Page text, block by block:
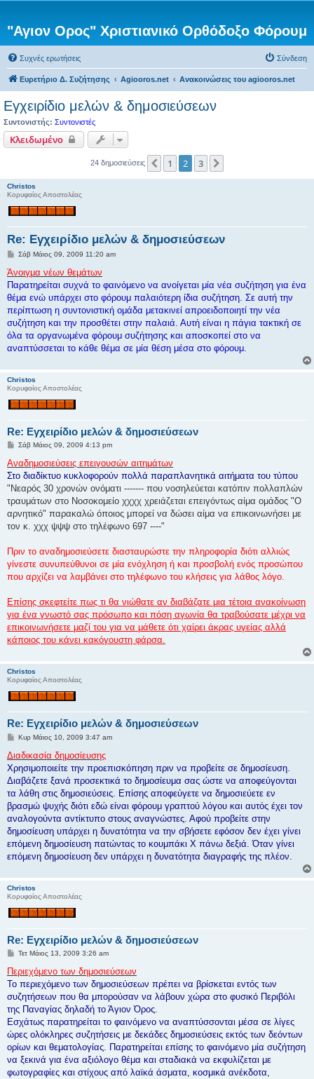
"Αγιον Ορος" Χριστιανικό Ορθόδοξο Φόρουμ
Συχνές ερωτήσεις Σύνδεση
Ευρετήριο Δ. Συζήτησης Agiooros.net Ανακοινώσεις του agiooros.net
Εγχειρίδιο μελών & δημοσιεύσεων
Συντονιστής: Συντονιστές
Κλειδωμένο
24 δημοσιεύσεις Προηγούμενη
1 2 3
Christos
Κορυφαίος Αποστολέας
Re: Εγχειρίδιο μελών & δημοσιεύσεων
Δ
μ
ο
σ
ί
ε
υ
σ
Σάβ Μάιος 09, 2009 11:20 am
Άνοιγμα νέων θεμάτων
Παρατηρείται συχνά το φαινόμενο να ανοίγεται μία νέα συζήτηση για ένα
θέμα ενώ υπάρχει στο φόρουμ παλαιότερη ίδια συζήτηση. Σε αυτή την
περίπτωση η συντονιστική ομάδα μετακινεί απροειδοποιητί την νέα
συζήτηση και την προσθέτει στην παλαιά. Αυτή είναι η πάγια τακτική σε
όλα τα οργανωμένα φόρουμ συζήτησης και αποσκοπεί στο να
αναπτύσσεται το κάθε θέμα σε μία θέση μέσα στο φόρουμ.
Christos
Κορυφαίος Αποστολέας
Re: Εγχειρίδιο μελών & δημοσιεύσεων
Δ
μ
ο
σ
ί
υ
σ
Σάβ Μάιος 09, 2009 4:13 pm
Αναδημοσιεύσεις επειγουσών αιτημάτων
Στο διαδίκτυο κυκλοφορούν πολλά παραπλανητικά αιτήματα του τύπου
"Νεαρός 30 χρονών ονόματι ------- που νοσηλεύεται κατόπιν πολλαπλών
τραυμάτων στο Νοσοκομείο χχχχ χρειάζεται επειγόντως αίμα ομάδος "Ο
αρνητικό" παρακαλώ όποιος μπορεί να δώσει αίμα να επικοινωνήσει με
τον κ. χχχ ψψψ στο τηλέφωνο 697 ----"
Πριν το αναδημοσιεύσετε διασταυρώστε την πληροφορία διότι αλλιώς
γίνεστε συνυπεύθυνοι σε μία ενόχληση ή και προσβολή ενός προσώπου
που αρχίζει να λαμβάνει στο τηλέφωνο του κλήσεις για λάθος λόγο.
Επίσης σκεφτείτε πως τι θα νιώθατε αν διαβάζατε μια τέτοια ανακοίνωση
για ένα γνωστό σας πρόσωπο και πόση αγωνία θα τραβούσατε μέχρι να
επικοινωνήσετε μαζί του για να μάθετε ότι χαίρει άκρας υγείας αλλά
κάποιος του κάνει κακόγουστη φάρσα.
Christos
Κορυφαίος Αποστολέας
Re: Εγχειρίδιο μελών & δημοσιεύσεων
Δ
μ
ο
σ
ί
υ
σ
Κυρ Μάιος 10, 2009 3:47 am
Διαδικασία δημοσίευσης
Χρησιμοποιείτε την προεπισκόπηση πριν να προβείτε σε δημοσίευση.
Διαβάζετε ξανά προσεκτικά το δημοσίευμα σας ώστε να αποφεύγονται
τα λάθη στις δημοσιεύσεις. Επίσης αποφεύγετε να δημοσιεύετε εν
βρασμώ ψυχής διότι εδώ είναι φόρουμ γραπτού λόγου και αυτός έχει τον
αναλογούντα αντίκτυπο στους αναγνώστες. Αφού προβείτε στην
δημοσίευση υπάρχει η δυνατότητα να την σβήσετε εφόσον δεν έχει γίνει
επόμενη δημοσίευση πατώντας το κουμπάκι Χ πάνω δεξιά. Όταν γίνει
επόμενη δημοσίευση δεν υπάρχει η δυνατότητα διαγραφής της πλέον.
Christos
Κορυφαίος Αποστολέας
Re: Εγχειρίδιο μελών & δημοσιεύσεων
Δ
μ
ο
σ
ί
υ
σ
η
Τετ Μάιος 13, 2009 3:26 am
Περιεχόμενο των δημοσιεύσεων
Το περιεχόμενο των δημοσιεύσεων πρέπει να βρίσκεται εντός των
συζητήσεων που θα μπορούσαν να λάβουν χώρα στο φυσικό Περιβόλι
της Παναγίας δηλαδή το Άγιον Όρος.
Εσχάτως παρατηρείται το φαινόμενο να αναπτύσσονται μέσα σε λίγες
ώρες ολόκληρες συζητήσεις με δεκάδες δημοσιεύσεις εκτός των δεόντων
ορίων και θεματολογίας. Παρατηρείται επίσης το φαινόμενο μία συζήτηση
να ξεκινά για ένα αξιόλογο θέμα και σταδιακά να εκφυλίζεται με
φωτογραφίες και στίχους από λαϊκά άσματα, κοσμικά ανέκδοτα,